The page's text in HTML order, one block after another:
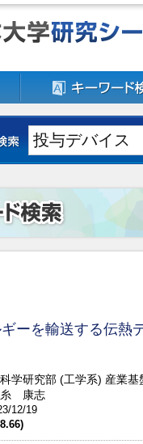
ーを輸送する伝熱
学研究部 (工学系) 産業
糸 康志
12/19